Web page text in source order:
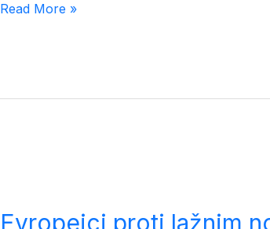
v
Read More »
Evropejci proti lažnim
lažnim